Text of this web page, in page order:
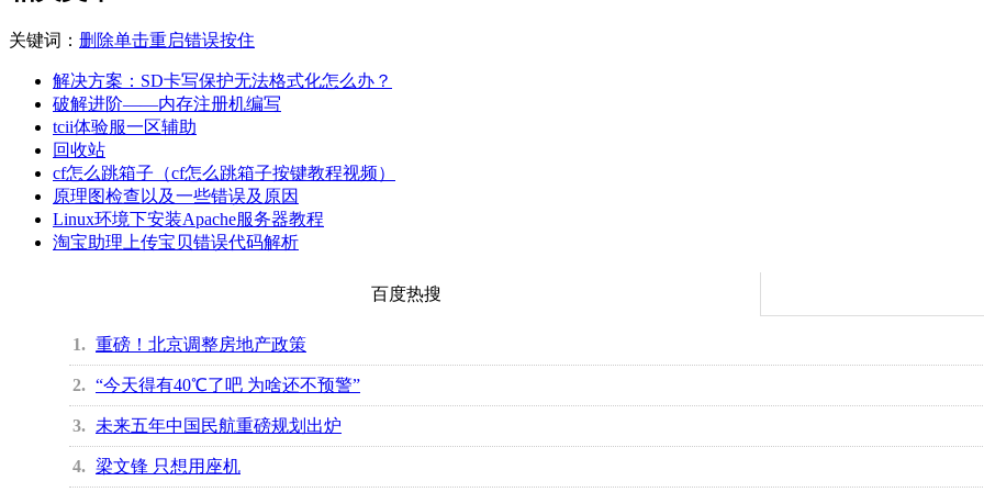
关键词： 删除单击重启错误按住
解决方案：SD卡写保护无法格式化怎么办？
破解进阶——内存注册机编写
tcii体验服一区辅助
回收站
cf怎么跳箱子（cf怎么跳箱子按键教程视频）
原理图检查以及一些错误及原因
Linux环境下安装Apache服务器教程
淘宝助理上传宝贝错误代码解析
百度热搜
1 重磅！北京调整房地产政策
2 “今天得有40℃了吧 为啥还不预警”
3 未来五年中国民航重磅规划出炉
4 梁文锋 只想用座机